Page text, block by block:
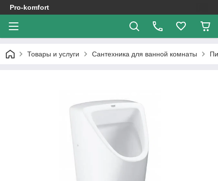
Pro-komfort
Товары и услуги Сантехника для ванной комнаты